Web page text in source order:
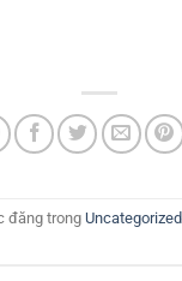
đăng trong Uncategorized